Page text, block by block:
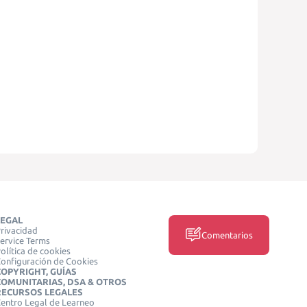
Terms
de cookies
de Cookies
GUÍAS
DSA & OTROS
LEGALES
Legal de Learneo
Comentarios